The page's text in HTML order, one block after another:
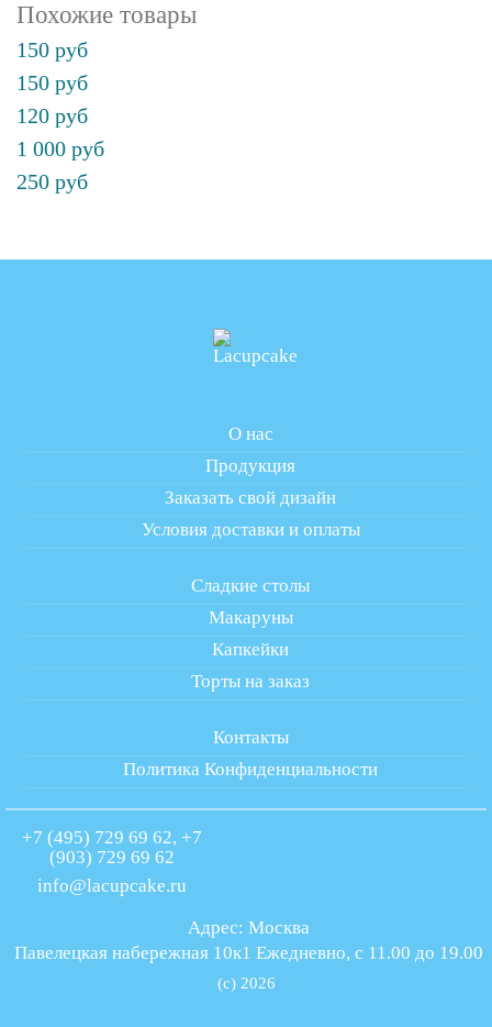
Похожие товары
150 руб
150 руб
120 руб
1 000 руб
250 руб
О нас
Продукция
Заказать свой дизайн
Условия доставки и оплаты
Сладкие столы
Макаруны
Капкейки
Торты на заказ
Контакты
Политика Конфиденциальности
+7 (495) 729 69 62, +7
(903) 729 69 62
info@lacupcake.ru
Адрес: Москва
Павелецкая набережная 10к1 Ежедневно, с 11.00 до 19.00
(c) 2026